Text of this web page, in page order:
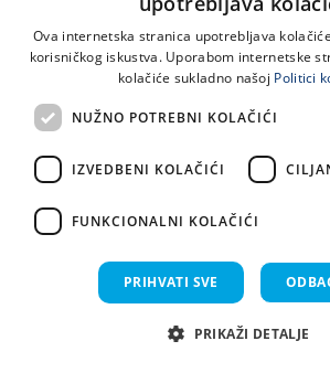
LINKOVI
Uvjeti korištenja
Ova internetska stranica upotrebljava
korisničkog iskustva. Uporabom internetske
kolačiće sukladno našoj Politici
NUŽNO POTREBNI KOLAČIĆI
IZVEDBENI KOLAČIĆI
FUNKCIONALNI KOLAČIĆI
PRIHVATI SVE
PRIKAŽI DETALJE